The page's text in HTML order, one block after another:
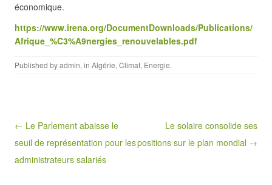
économique.
https://www.irena.org/DocumentDownloads/Publications/
Afrique_%C3%A9nergies_renouvelables.pdf
Published byadmin, in Algérie, Climat, Energie.
Post navigation
← Le Parlement abaisse le
seuil de représentation pour les
administrateurs salariés
Le solaire consolide ses
positions sur le plan mondial →